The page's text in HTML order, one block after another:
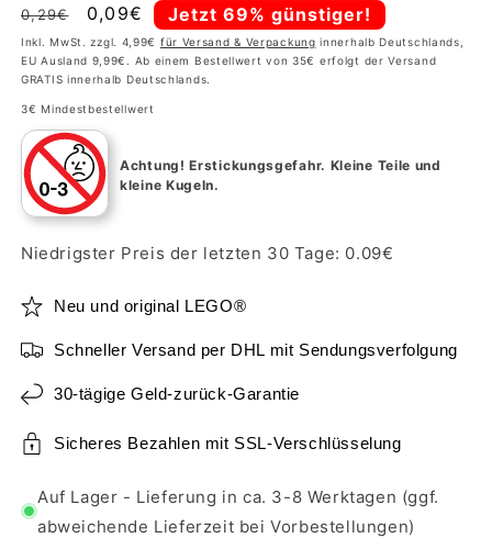
Normaler
Preis
0,29€ Verkaufspreis
0,09€ Jetzt 69% günstiger!
Inkl. MwSt. zzgl. 4,99€ für Versand & Verpackung innerhalb Deutschlands,
EU Ausland 9,99€. Ab einem Bestellwert von 35€ erfolgt der Versand
GRATIS innerhalb Deutschlands.
3€ Mindestbestellwert
Achtung! Erstickungsgefahr. Kleine Teile und
kleine Kugeln.
Niedrigster Preis der letzten 30 Tage: 0.09€
Neu und original LEGO®
Schneller Versand per DHL mit Sendungsverfolgung
30-tägige Geld-zurück-Garantie
Sicheres Bezahlen mit SSL-Verschlüsselung
Auf Lager - Lieferung in ca. 3-8 Werktagen (ggf.
abweichende Lieferzeit bei Vorbestellungen)